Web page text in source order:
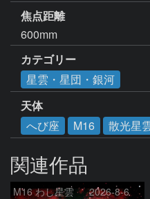
焦点距離
600mm
カテゴリー
星雲・星団・銀河
天体
へび座
M16 散光星
関連作品
M16 わし星雲 2026-8-6